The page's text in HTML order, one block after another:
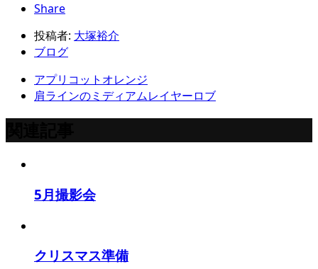
Share
投稿者: 大塚裕介
ブログ
アプリコットオレンジ
肩ラインのミディアムレイヤーロブ
5月撮影会
クリスマス準備